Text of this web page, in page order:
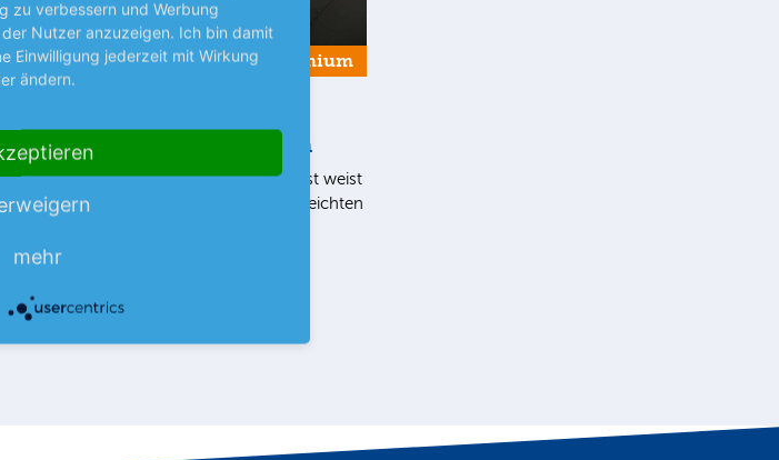
Premium
technotrans kann liefern
Der Thermomanagement-Spezialist weist
für die ersten 6 Monate mit einen leichten
News
zu verbessern und Werbung
Nutzer anzuzeigen. Ich bin damit
Einwilligung jederzeit mit Wirkung
ändern.
mehr